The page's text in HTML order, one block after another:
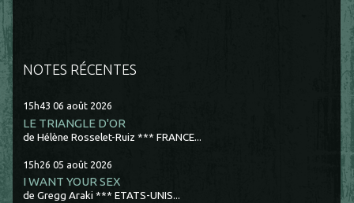
NOTES RÉCENTES
15h43 06 août 2026
LE TRIANGLE D'OR
de Hélène Rosselet-Ruiz *** FRANCE...
15h26 05 août 2026
I WANT YOUR SEX
de Gregg Araki *** ETATS-UNIS...